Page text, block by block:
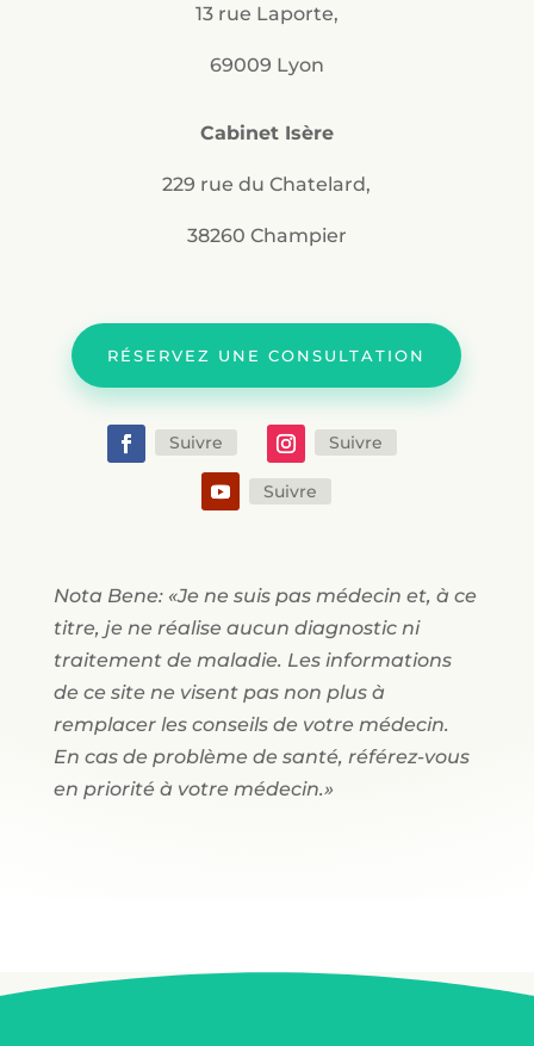
13 rue Laporte,
69009 Lyon
Cabinet Isère
229 rue du Chatelard,
38260 Champier
RÉSERVEZ UNE CONSULTATION
Suivre Suivre
Suivre
Nota Bene: «Je ne suis pas médecin et, à ce
titre, je ne réalise aucun diagnostic ni
traitement de maladie. Les informations
de ce site ne visent pas non plus à
remplacer les conseils de votre médecin.
En cas de problème de santé, référez-vous
en priorité à votre médecin.»